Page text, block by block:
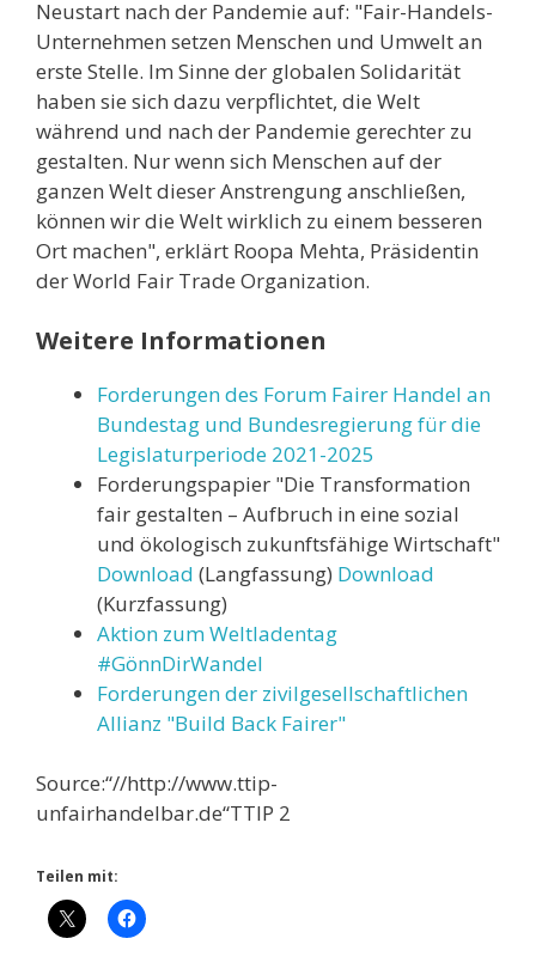
Neustart nach der Pandemie auf: "Fair-Handels-
Unternehmen setzen Menschen und Umwelt an
erste Stelle. Im Sinne der globalen Solidarität
haben sie sich dazu verpflichtet, die Welt
während und nach der Pandemie gerechter zu
gestalten. Nur wenn sich Menschen auf der
ganzen Welt dieser Anstrengung anschließen,
können wir die Welt wirklich zu einem besseren
Ort machen", erklärt Roopa Mehta, Präsidentin
der World Fair Trade Organization.
Weitere Informationen
Forderungen des Forum Fairer Handel an
Bundestag und Bundesregierung für die
Legislaturperiode 2021-2025
Forderungspapier "Die Transformation
fair gestalten – Aufbruch in eine sozial
und ökologisch zukunftsfähige Wirtschaft"
Download (Langfassung) Download
(Kurzfassung)
Aktion zum Weltladentag
#GönnDirWandel
Forderungen der zivilgesellschaftlichen
Allianz "Build Back Fairer"
Source:“//http://www.ttip-
unfairhandelbar.de“TTIP 2
Teilen mit: